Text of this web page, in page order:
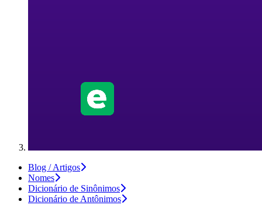
Blog / Artigos
Nomes
Dicionário de Sinônimos
Dicionário de Antônimos